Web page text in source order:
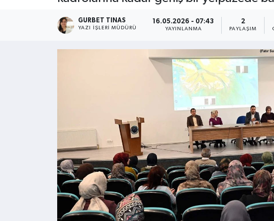
GURBET TINAS
YAZI İŞLERI MÜDÜRÜ
16.05.2026 - 07:43
YAYINLANMA
2
PAYLAŞIM
Kültür - Sanat